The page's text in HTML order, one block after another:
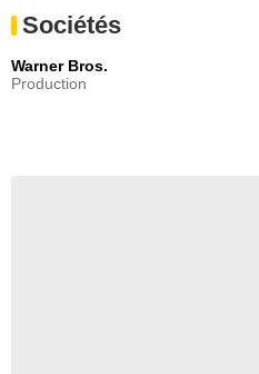
Sociétés
Warner Bros.
Production